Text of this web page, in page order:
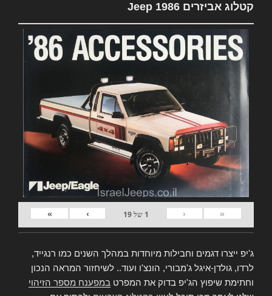
קטלוג אביזרים Jeep 1986
«
‹
1 של19
›
»
ג'יפ ייצרו דגמים וחבילות מיוחדות במהלך השנים כמו רנגייד,
לרדו, גולדן-איגל ג'מבורי, הונצ'ו ועוד.. לשיחזור המראה הנכון
וחתימת שיפוץ הג'יפ בדוק את המפרט במפענח מספר הזיהוי